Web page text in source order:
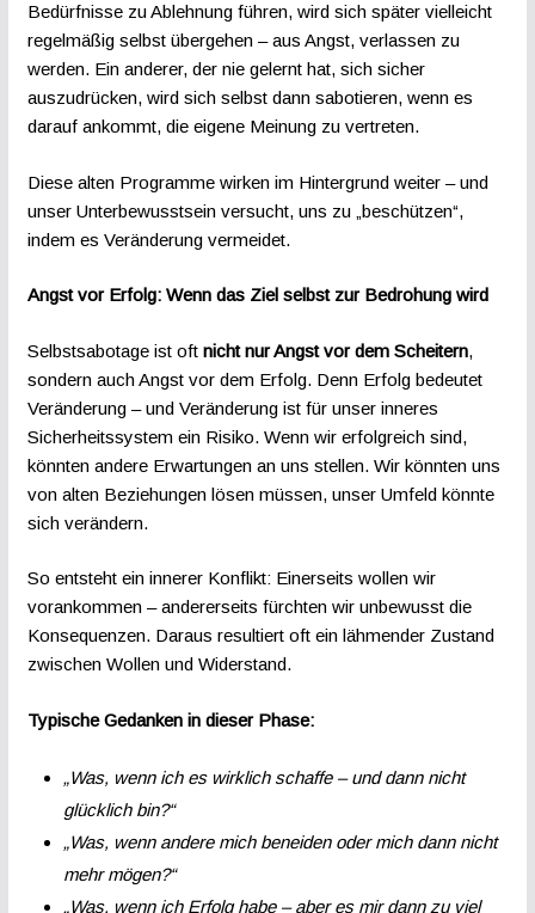
Bedürfnisse zu Ablehnung führen, wird sich später vielleicht
regelmäßig selbst übergehen – aus Angst, verlassen zu
werden. Ein anderer, der nie gelernt hat, sich sicher
auszudrücken, wird sich selbst dann sabotieren, wenn es
darauf ankommt, die eigene Meinung zu vertreten.
Diese alten Programme wirken im Hintergrund weiter – und
unser Unterbewusstsein versucht, uns zu „beschützen“,
indem es Veränderung vermeidet.
Angst vor Erfolg: Wenn das Ziel selbst zur Bedrohung wird
Selbstsabotage ist oft nicht nur Angst vor dem Scheitern,
sondern auch Angst vor dem Erfolg. Denn Erfolg bedeutet
Veränderung – und Veränderung ist für unser inneres
Sicherheitssystem ein Risiko. Wenn wir erfolgreich sind,
könnten andere Erwartungen an uns stellen. Wir könnten uns
von alten Beziehungen lösen müssen, unser Umfeld könnte
sich verändern.
So entsteht ein innerer Konflikt: Einerseits wollen wir
vorankommen – andererseits fürchten wir unbewusst die
Konsequenzen. Daraus resultiert oft ein lähmender Zustand
zwischen Wollen und Widerstand.
Typische Gedanken in dieser Phase:
„Was, wenn ich es wirklich schaffe – und dann nicht
glücklich bin?“
„Was, wenn andere mich beneiden oder mich dann nicht
mehr mögen?“
„Was, wenn ich Erfolg habe – aber es mir dann zu viel